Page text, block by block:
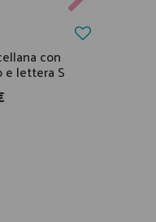
con
e lettera S